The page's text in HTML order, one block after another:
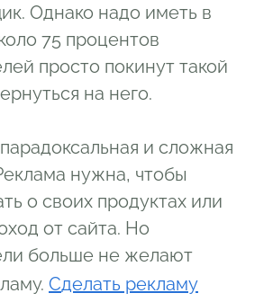
Однако надо иметь в
75 процентов
просто покинут такой
на него.
и сложная
нужна, чтобы
о своих продуктах или
от сайта. Но
больше не желают
Сделать рекламу